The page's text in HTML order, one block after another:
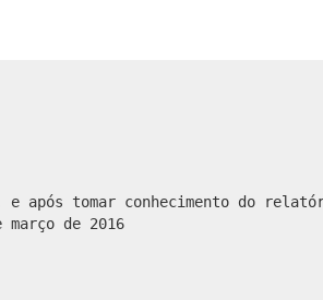
e após tomar conhecimento do
de 2016